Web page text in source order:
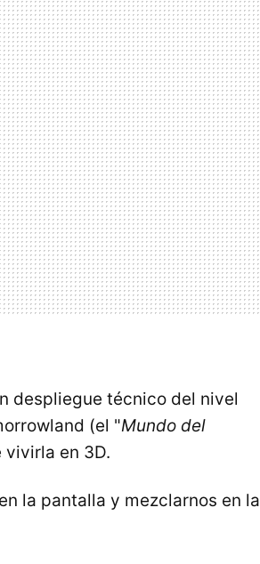
despliegue técnico del nivel
(el "Mundo del
en 3D.
la pantalla y mezclarnos en la